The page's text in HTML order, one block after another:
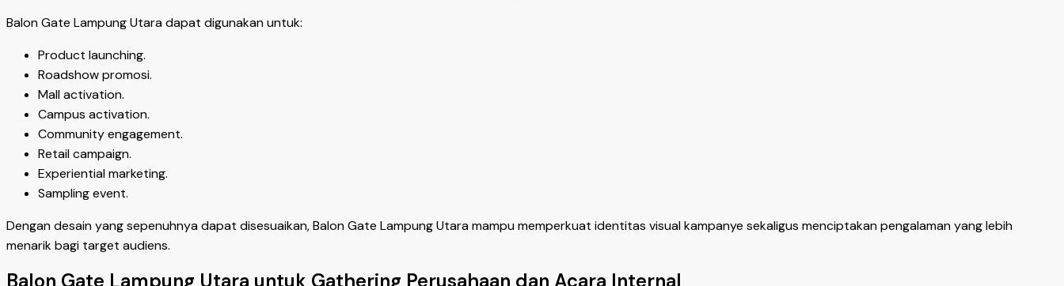
Balon Gate Lampung Utara dapat digunakan untuk:
Product launching.
Roadshow promosi.
Mall activation.
Campus activation.
Community engagement.
Retail campaign.
Experiential marketing.
Sampling event.
Dengan desain yang sepenuhnya dapat disesuaikan, Balon Gate Lampung Utara mampu memperkuat identitas visual kampanye sekaligus menciptakan pengalaman yang lebih
menarik bagi target audiens.